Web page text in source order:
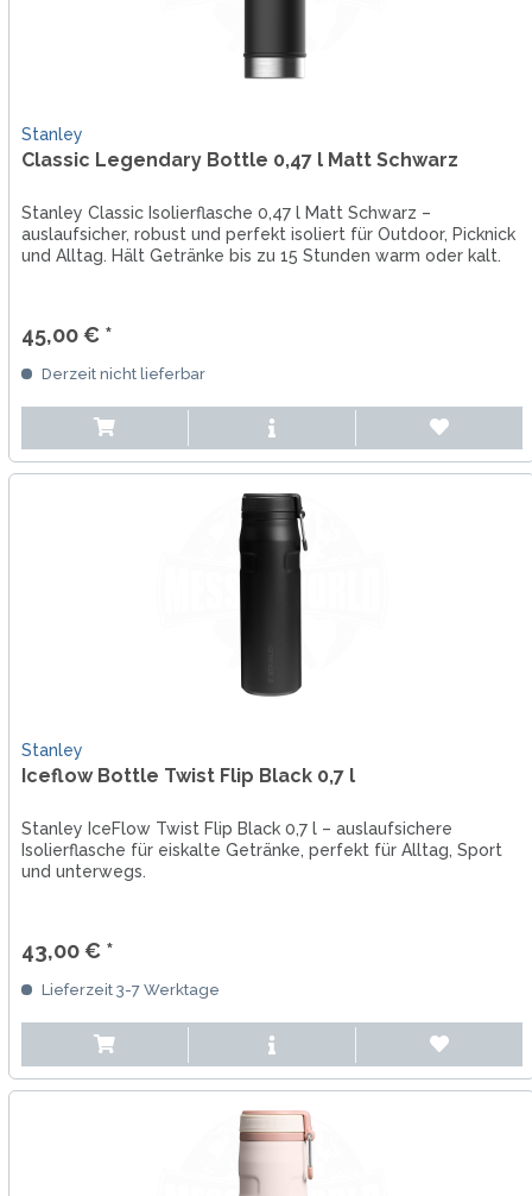
Stanley
Classic Legendary Bottle 0,47 l Matt Schwarz
Stanley Classic Isolierflasche 0,47 l Matt Schwarz –
auslaufsicher, robust und perfekt isoliert für Outdoor, Picknick
und Alltag. Hält Getränke bis zu 15 Stunden warm oder kalt.
45,00 € *
Derzeit nicht lieferbar
Stanley
Iceflow Bottle Twist Flip Black 0,7 l
Stanley IceFlow Twist Flip Black 0,7 l – auslaufsichere
Isolierflasche für eiskalte Getränke, perfekt für Alltag, Sport
und unterwegs.
43,00 € *
Lieferzeit 3-7 Werktage